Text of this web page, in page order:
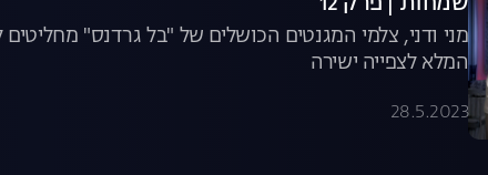
מני ודני, צלמי המגנטים הכושלים של "בל גרדנס"
המלא לצפייה ישירה
28.5.2023